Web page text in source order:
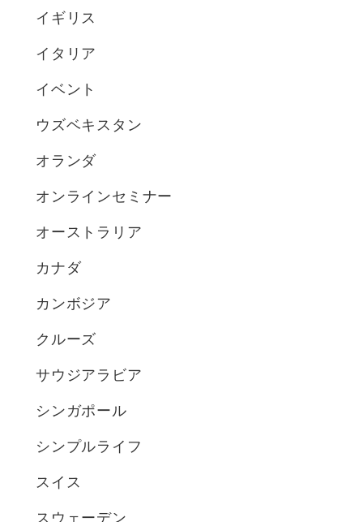
イギリス
イタリア
イベント
ウズベキスタン
オランダ
オンラインセミナー
オーストラリア
カナダ
カンボジア
クルーズ
サウジアラビア
シンガポール
シンプルライフ
スイス
スウェーデン